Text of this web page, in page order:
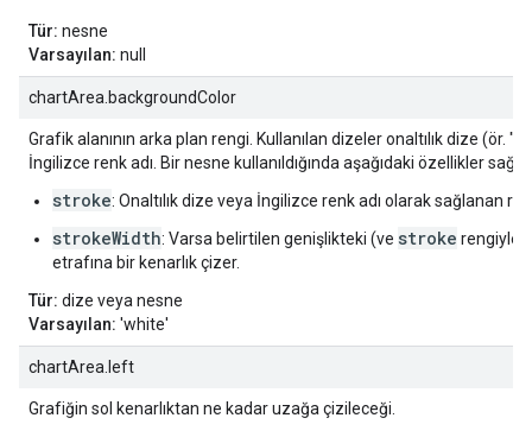
Tür: nesne
Varsayılan: null
chartArea.backgroundColor
Grafik alanının arka plan rengi. Kullanılan dizeler onaltılık dize (ör.
İngilizce renk adı. Bir nesne kullanıldığında aşağıdaki özellikler
stroke: Onaltılık dize veya İngilizce renk adı olarak sağlanan
strokeWidth: Varsa belirtilen genişlikteki (ve stroke rengiyle)
etrafına bir kenarlık çizer.
Tür: dize veya nesne
Varsayılan: 'white'
chartArea.left
Grafiğin sol kenarlıktan ne kadar uzağa çizileceği.